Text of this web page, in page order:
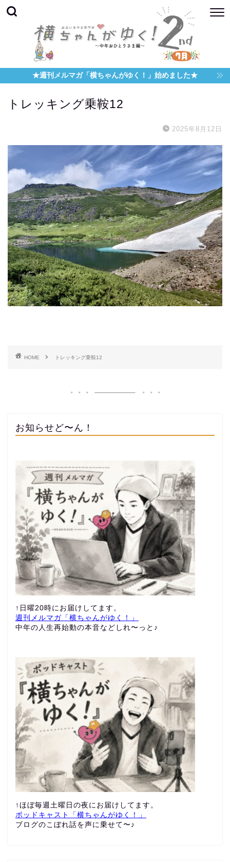
★週刊メルマガ「横ちゃんがゆく！」始めました★
トレッキング乗鞍12
2025年8月12日
HOME トレッキング乗鞍12
お知らせど〜ん！
↑日曜20時にお届けしてます。
週刊メルマガ「横ちゃんがゆく！」
中年の人生再始動の本音などしれ〜っと♪
↑ほぼ毎週土曜日の夜にお届けしてます。
ポッドキャスト「横ちゃんがゆく！」
ブログのこぼれ話を声に乗せて〜♪